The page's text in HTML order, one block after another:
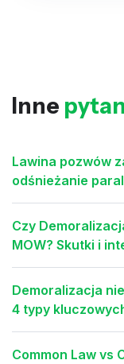
Inne
Lawina pozwów
odśnieżanie
Czy
MOW? Skutki i
Demoralizacja
4 typy
Common Law vs